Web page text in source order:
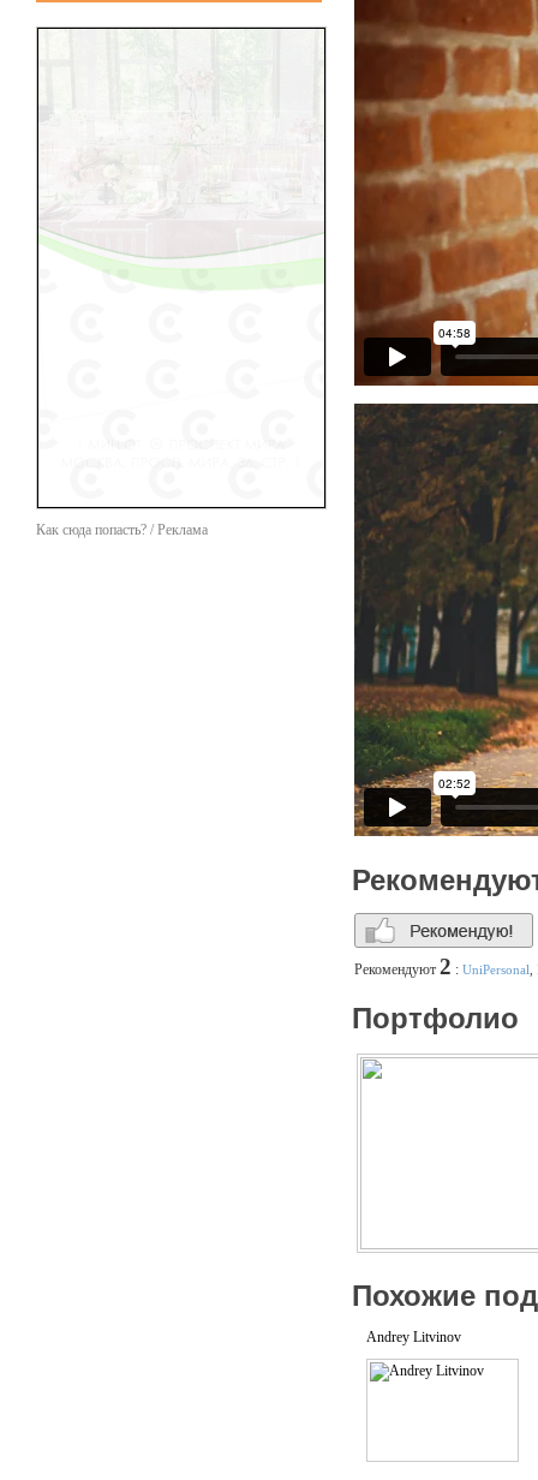
Как сюда попасть? / Реклама
Рекомендуют 2 : UniPersonal
Портфолио
Похожие
Andrey Litvinov